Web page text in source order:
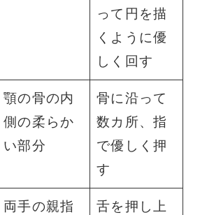
って円を描
くように優
しく回す
顎の骨の内
側の柔らか
い部分
骨に沿って
数カ所、指
で優しく押
す
両手の親指
舌を押し上